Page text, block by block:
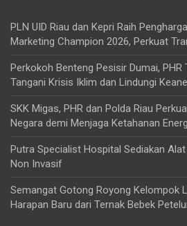
PLN UID Riau dan Kepri Raih
Marketing Champion 2026, Perkuat
Perkokoh Benteng Pesisir Dumai, PHR
Tangani Krisis Iklim dan Lindungi
SKK Migas, PHR dan Polda Riau
Negara demi Menjaga Ketahanan
Putra Specialist Hospital Sediakan
Non Invasif
Semangat Gotong Royong Kelompok
Harapan Baru dari Ternak Bebek